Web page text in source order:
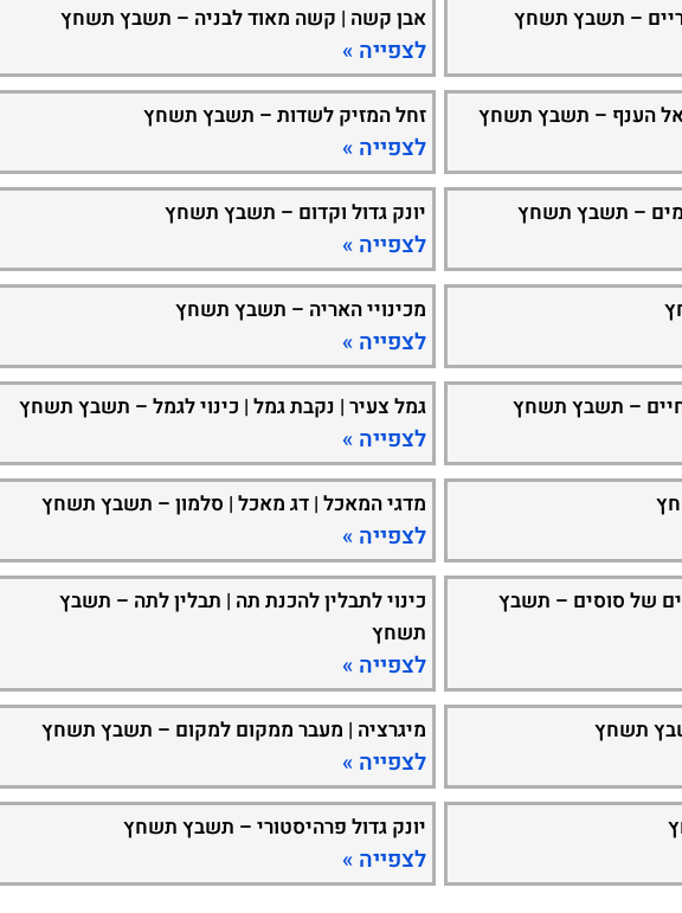
– תשבץ תשחץ אבן קשה | קשה מאוד לבניה – תשבץ תשחץ
לצפייה »
הענף – תשבץ תשחץ זחל המזיק לשדות – תשבץ תשחץ
לצפייה »
– תשבץ תשחץ יונק גדול וקדום – תשבץ תשחץ
לצפייה »
מכינויי האריה – תשבץ תשחץ
לצפייה »
– תשבץ תשחץ גמל צעיר | נקבת גמל | כינוי לגמל – תשבץ תשחץ
לצפייה »
מדגי המאכל | דג מאכל | סלמון – תשבץ תשחץ
לצפייה »
של סוסים – תשבץ
כינוי לתבלין להכנת תה | תבלין לתה – תשבץ
תשחץ
לצפייה »
תשחץ מיגרציה | מעבר ממקום למקום – תשבץ תשחץ
לצפייה »
יונק גדול פרהיסטורי – תשבץ תשחץ
לצפייה »